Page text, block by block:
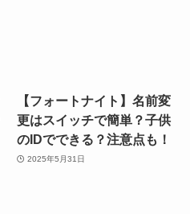
【フォートナイト】名前変
更はスイッチで簡単？子供
のIDでできる？注意点も！
2025年5月31日